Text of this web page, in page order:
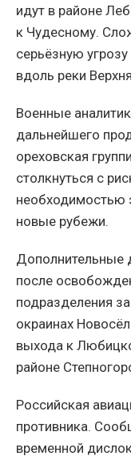
идут в районе
к Чудесному.
серьёзную
вдоль реки
Военные
дальнейшего
ореховская
столкнуться с
необходимостью
новые рубежи.
Дополнительные
после
подразделения
окраинах
выхода к
районе
Российская
противника.
временной